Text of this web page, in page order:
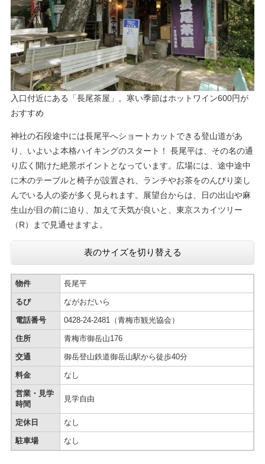
​入口付近にある「長尾茶屋」。寒い季節はホットワイン600円が
おすすめ
神社の石段途中には長尾平へショートカットできる登山道があ
り、いよいよ本格ハイキングのスタート！ 長尾平は、その名の通
り広く開けた絶景ポイントとなっています。広場には、途中途中
に木のテーブルと椅子が設置され、ランチやお茶をのんびり楽し
んでいる人の姿が多く見られます。展望台からは、日の出山や麻
生山が目の前に迫り、加えて天気が良いと、東京スカイツリー
（R）まで見通せますよ。
表のサイズを切り替える
物件 長尾平
るび ながおだいら
電話番号 0428-24-2481（青梅市観光協会）
住所 青梅市御岳山176
交通 御岳登山鉄道御岳山駅から徒歩40分
料金 なし
営業・見学
時間
見学自由
定休日 なし
駐車場 なし